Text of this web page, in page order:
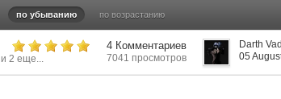
по убыванию по возрастанию
и 2 еще...
4 Комментариев
7041 просмотров
Darth
05